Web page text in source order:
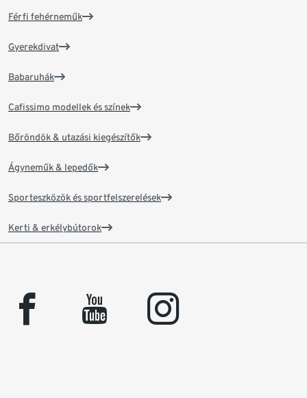
Férfi fehérneműk
Gyerekdivat
Babaruhák
Cafissimo modellek és színek
Bőröndök & utazási kiegészítők
Ágyneműk & lepedők
Sporteszközök és sportfelszerelések
Kerti & erkélybútorok
facebook youtube instagram